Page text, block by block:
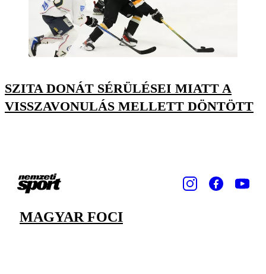
SZITA DONÁT SÉRÜLÉSEI MIATT A
VISSZAVONULÁS MELLETT DÖNTÖTT
MAGYAR FOCI